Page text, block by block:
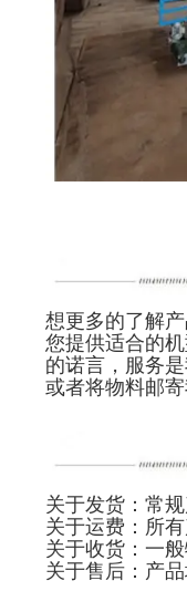
想更多的了解
您提供适合的
的诺言，服务
或者将物料邮
关于发货：常
关于运费：所
关于收货：一
关于售后：产